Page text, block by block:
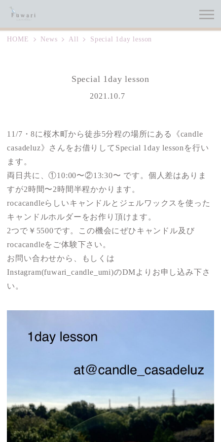
HOME News All Special 1day lesson
Special 1day lesson
投稿日
2021.10.7
11/7・8に桜木町から徒歩5分程の場所にある《candle
casadeluz》さんをお借りしてSpecial 1day lessonを行い
ます。
両日共に、①10:00〜②13:30〜 です。個人差はありま
すが2時間〜2時間半程かかります。
rocacandleらしいキャンドルとジェルワックスを使った
キャンドルホルダーをお作り頂けます。
2つで￥5500です。この機会にぜひキャンドル及び
rocacandleをご体験下さい。
お問い合わせから、もしくは
Instagram(fuwari_candle_umi)のDMよりお申し込み下さ
い。